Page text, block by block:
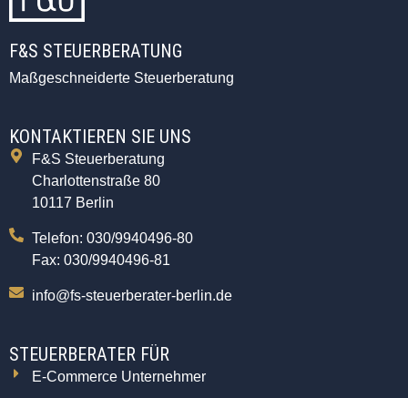
F&S STEUERBERATUNG
Maßgeschneiderte Steuerberatung
KONTAKTIEREN SIE UNS
F&S Steuerberatung
Charlottenstraße 80
10117 Berlin
Telefon: 030/9940496-80
Fax: 030/9940496-81
info@fs-steuerberater-berlin.de
STEUERBERATER FÜR
E-Commerce Unternehmer